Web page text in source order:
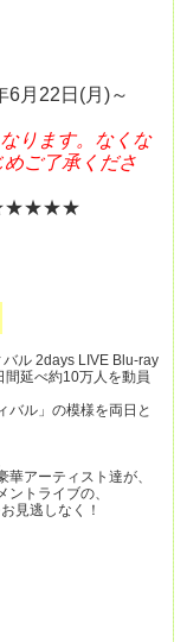
6月22日(月)～
ります。なくな
ご了承くださ
ル 2days LIVE Blu-ray
延べ約10万人を動員
バル」の模様を両日と
アーティスト達が、
トライブの、
見逃しなく！